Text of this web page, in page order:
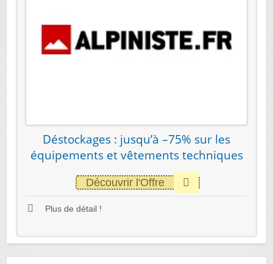
Déstockages : jusqu’à –75% sur les
équipements et vêtements techniques
Découvrir l'Offre
Plus de détail !